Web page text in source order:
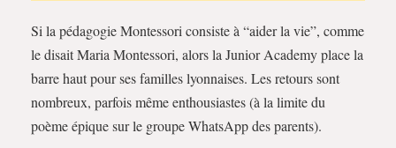
Si la pédagogie Montessori consiste à “aider la vie”, comme
le disait Maria Montessori, alors la Junior Academy place la
barre haut pour ses familles lyonnaises. Les retours sont
nombreux, parfois même enthousiastes (à la limite du
poème épique sur le groupe WhatsApp des parents).